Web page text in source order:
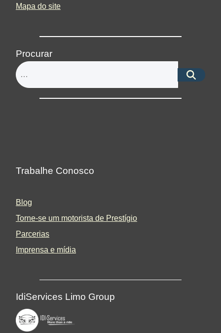
Mapa do site
Procurar
Trabalhe Conosco
Blog
Torne-se um motorista de Prestígio
Parcerias
Imprensa e mídia
IdiServices Limo Group